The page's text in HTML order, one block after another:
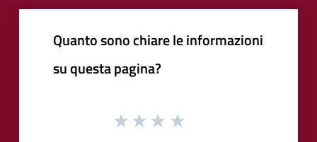
Quanto sono chiare le informazioni
su questa pagina?